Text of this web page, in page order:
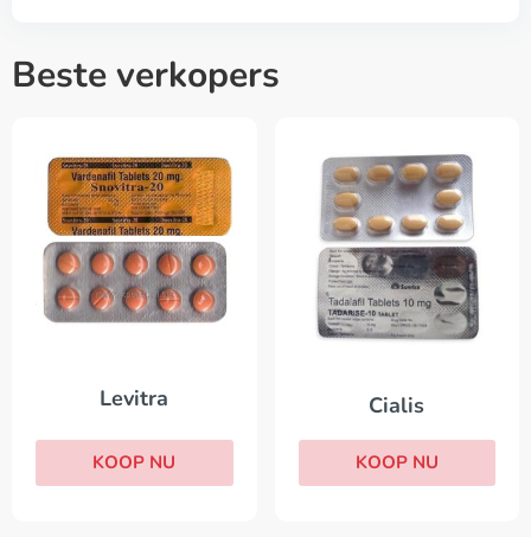
Beste verkopers
Levitra
KOOP NU
Cialis
KOOP NU